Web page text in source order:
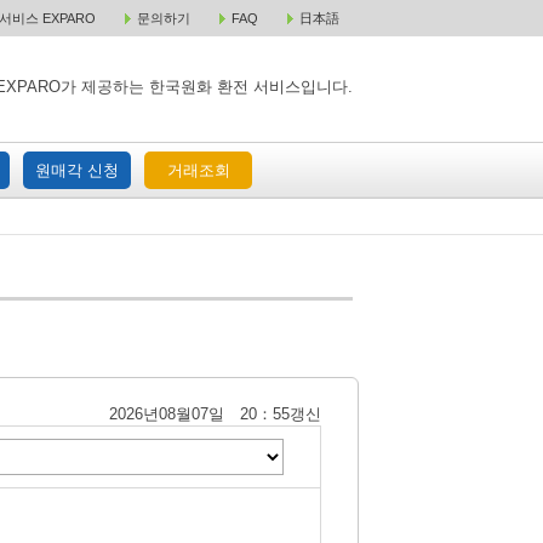
비스 EXPARO 문의하기 FAQ 日本語
가 제공하는 한국원화 환전 서비스입니다.
원매각 신청 거래조회
택배 주문 원매각 주문 거래조회
2026년08월07일 20：55갱신